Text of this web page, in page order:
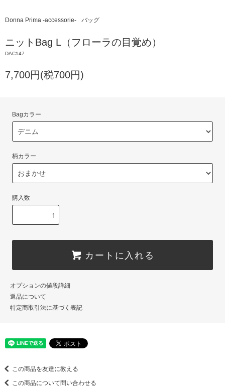
Donna Prima -accessorie- バッグ
ニットBag L（フローラの目覚め）
DAC147
7,700円(税700円)
Bagカラー
柄カラー
購入数
カートに入れる
オプションの値段詳細
返品について
特定商取引法に基づく表記
この商品を友達に教える
この商品について問い合わせる